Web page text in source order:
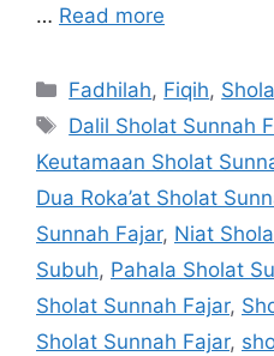
… Read more
Categories
Fadhilah, Fiqih,
Tags
Dalil Sholat Sunnah
Keutamaan Sholat
Dua Roka’at Sholat
Sunnah Fajar, Niat
Subuh, Pahala Sholat
Sholat Sunnah Fajar,
Sholat Sunnah Fajar,